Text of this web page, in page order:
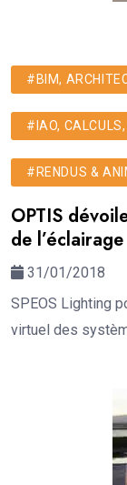
#BIM,
#IAO,
#RENDUS &
OPTIS
de l’éclairage
31/01/2018
SPEOS Lighting
virtuel des